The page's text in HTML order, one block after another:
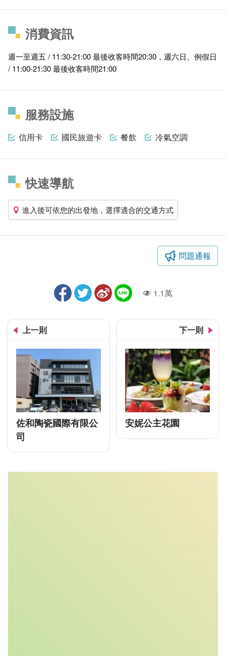
消費資訊
週一至週五 / 11:30-21:00 最後收客時間20:30，週六日、例假日
/ 11:00-21:30 最後收客時間21:00
服務設施
信用卡 國民旅遊卡 餐飲 冷氣空調
快速導航
進入後可依您的出發地，選擇適合的交通方式
問題通報
人氣1.1萬
上一則
佐和陶瓷國際有限公
司
下一則
安妮公主花園